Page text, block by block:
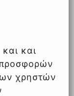
και
χρηστών